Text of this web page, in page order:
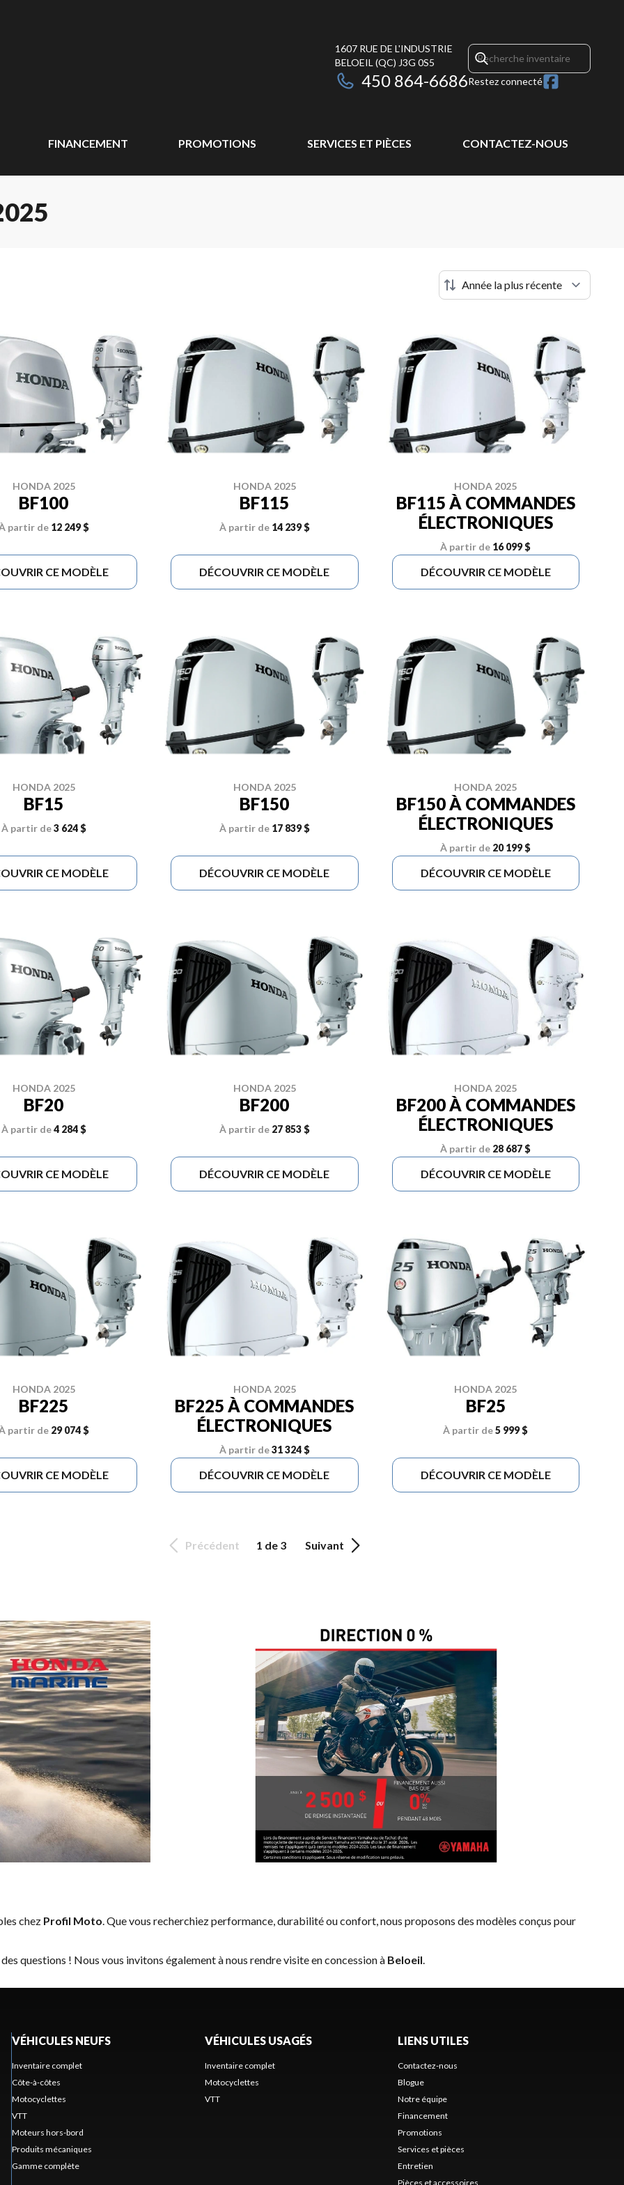
1607 RUE DE L'INDUSTRIE
BELOEIL (QC) J3G 0S5
450 864-6686Restez connecté
FINANCEMENT PROMOTIONS SERVICES ET PIÈCES CONTACTEZ-NOUS
HONDA 2025
BF100
partir de 12 249 $
CE MODÈLE
HONDA 2025
BF115
À partir de 14 239 $
DÉCOUVRIR CE MODÈLE
HONDA 2025
BF115 À COMMANDES
ÉLECTRONIQUES
À partir de 16 099 $
DÉCOUVRIR CE MODÈLE
HONDA 2025
BF15
À partir de3 624 $
CE MODÈLE
HONDA 2025
BF150
À partir de 17 839 $
DÉCOUVRIR CE MODÈLE
HONDA 2025
BF150 À COMMANDES
ÉLECTRONIQUES
À partir de 20 199 $
DÉCOUVRIR CE MODÈLE
HONDA 2025
BF20
À partir de4 284 $
CE MODÈLE
HONDA 2025
BF200
À partir de 27 853 $
DÉCOUVRIR CE MODÈLE
HONDA 2025
BF200 À COMMANDES
ÉLECTRONIQUES
À partir de 28 687 $
DÉCOUVRIR CE MODÈLE
HONDA 2025
BF225
partir de 29 074 $
CE MODÈLE
HONDA 2025
BF225 À COMMANDES
ÉLECTRONIQUES
À partir de31 324 $
DÉCOUVRIR CE MODÈLE
HONDA 2025
BF25
À partir de5 999 $
DÉCOUVRIR CE MODÈLE
Précédent 1 de 3 Suivant
chez Profil Moto . Que vous recherchiez performance, durabilité ou confort, nous proposons des modèles conçus pour
questions ! Nous vous invitons également à nous rendre visite en concession à Beloeil
VÉHICULES NEUFS
Inventaire complet
Côte-à-côtes
Motocyclettes
VTT
Moteurs hors-bord
Produits mécaniques
Gamme complète
VÉHICULES USAGÉS
Inventaire complet
Motocyclettes
VTT
LIENS UTILES
Contactez-nous
Blogue
Notre équipe
Financement
Promotions
Services et pièces
Entretien
Pièces et accessoires